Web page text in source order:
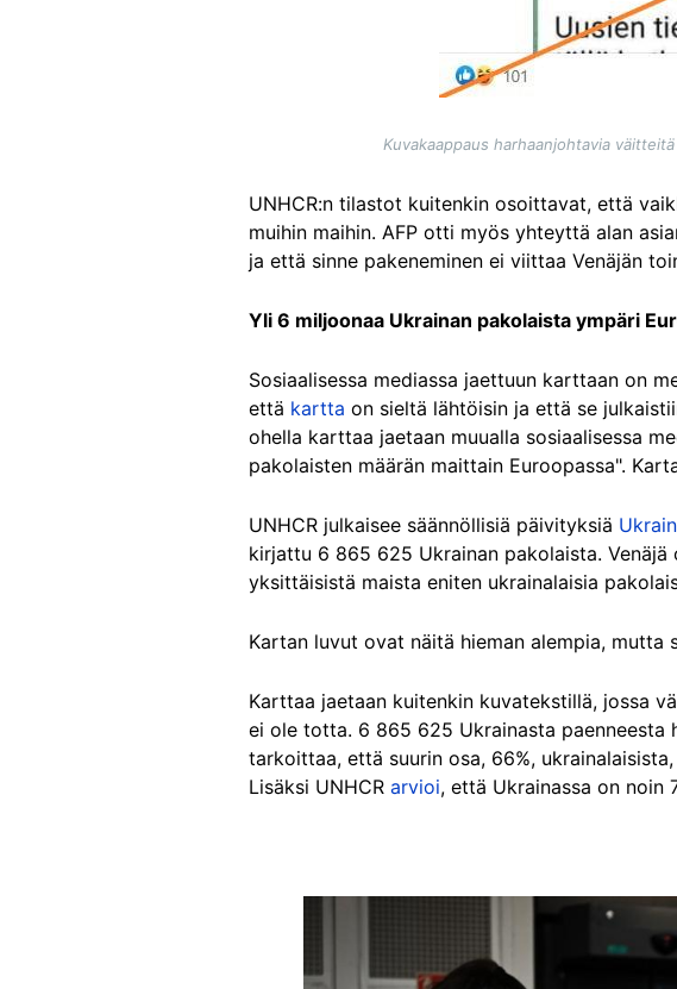
Kuvakaappaus harhaanjohtavia
UNHCR:n tilastot kuitenkin osoittavat, että
muihin maihin. AFP otti myös yhteyttä alan
ja että sinne pakeneminen ei viittaa Venäjän
Yli 6 miljoonaa Ukrainan pakolaista ympäri
Sosiaalisessa mediassa jaettuun karttaan on
että kartta on sieltä lähtöisin ja että se
ohella karttaa jaetaan muualla sosiaalisessa
pakolaisten määrän maittain Euroopassa".
UNHCR julkaisee säännöllisiä päivityksiä
kirjattu 6 865 625 Ukrainan pakolaista.
yksittäisistä maista eniten ukrainalaisia
Kartan luvut ovat näitä hieman alempia, mutta
Karttaa jaetaan kuitenkin kuvatekstillä, jossa
ei ole totta. 6 865 625 Ukrainasta paenneesta
tarkoittaa, että suurin osa, 66%,
Lisäksi UNHCR arvioi, että Ukrainassa on noin